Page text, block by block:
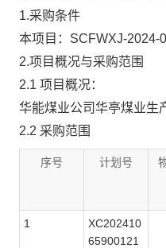
1.采购条件
本项目：SCFWXJ-2024-
2.项目概况与采购范围
2.1 项目概况：
华能煤业公司华亭煤业生
2.2 采购范围
序号 计划号
1
XC202410
65900121